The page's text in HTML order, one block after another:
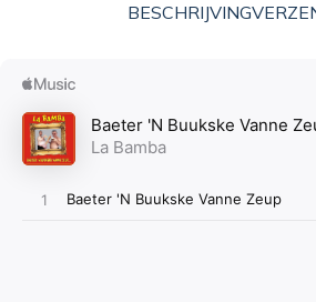
BESCHRIJVING